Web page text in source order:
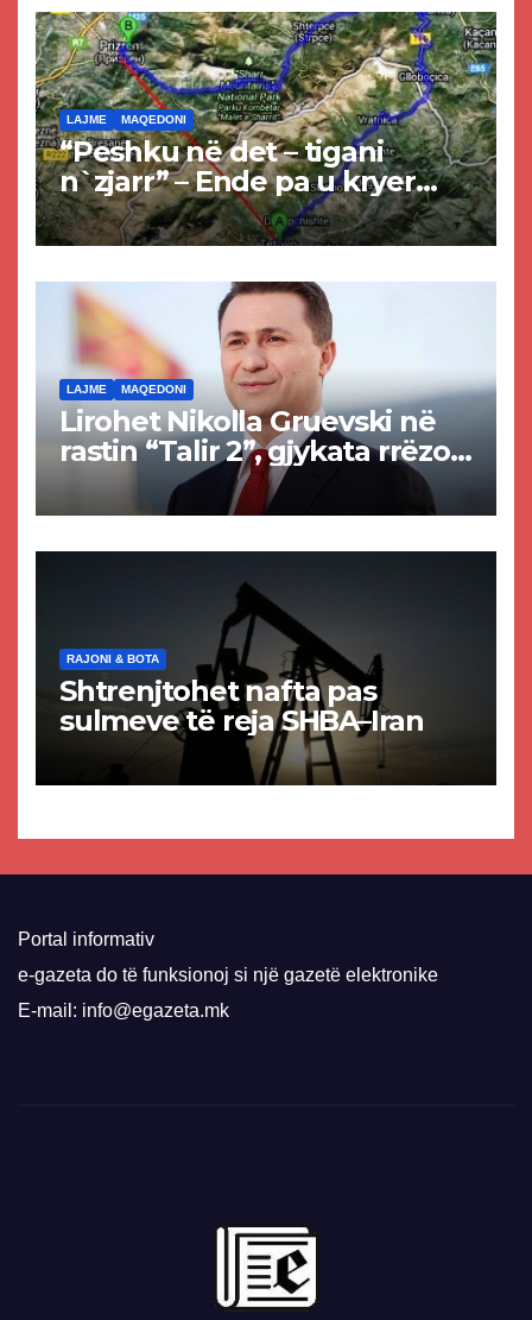
LAJME MAQEDONI
“Peshku në det – tigani
n`zjarr” – Ende pa u kryer
projekti i tunelit, komuna e
Tetovës nis punimet për
LAJME MAQEDONI
Lirohet Nikolla Gruevski në
rastin “Talir 2”, gjykata rrëzon
akuzat për ndërtimin e
paligjshëm të selisë së
RAJONI & BOTA
Shtrenjtohet nafta pas
sulmeve të reja SHBA–Iran
Portal informativ
e-gazeta do të funksionoj si një gazetë elektronike
E-mail: info@egazeta.mk